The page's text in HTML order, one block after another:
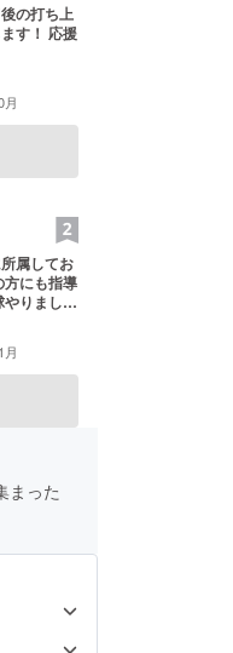
の打ち上
す！ 応援
属してお
方にも指導
りましょ
まった